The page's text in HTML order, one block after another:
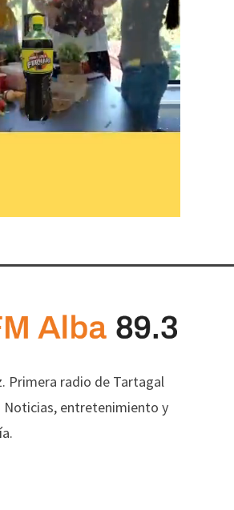
Primera radio de Tartagal
Noticias, entretenimiento y